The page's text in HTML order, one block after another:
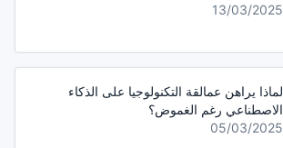
13/03/2025
لماذا يراهن عمالقة التكنولوجيا على الذكاء
الاصطناعي رغم الغموض؟
05/03/2025